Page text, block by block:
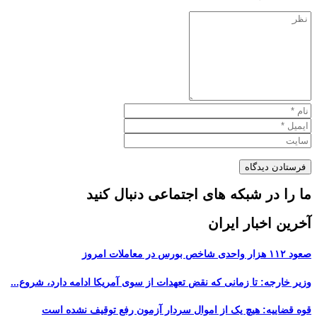
ما را در شبکه های اجتماعی دنبال کنید
آخرین اخبار ایران
صعود ۱۱۲ هزار واحدی شاخص بورس در معاملات امروز
وزیر خارجه: تا زمانی که نقض تعهدات از سوی آمریکا ادامه دارد، شروع...
قوه قضاییه: هیچ یک از اموال سردار آزمون رفع توقیف نشده است